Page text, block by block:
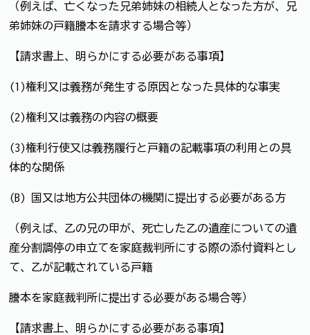
（例えば、亡くなった兄弟姉妹の相続人となった方が、兄
弟姉妹の戸籍謄本を請求する場合等）
【請求書上、明らかにする必要がある事項】
(1)権利又は義務が発生する原因となった具体的な事実
(2)権利又は義務の内容の概要
(3)権利行使又は義務履行と戸籍の記載事項の利用との具
体的な関係
(B) 国又は地方公共団体の機関に提出する必要がある方
（例えば、乙の兄の甲が、死亡した乙の遺産についての遺
産分割調停の申立てを家庭裁判所にする際の添付資料とし
て、乙が記載されている戸籍
謄本を家庭裁判所に提出する必要がある場合等）
【請求書上、明らかにする必要がある事項】